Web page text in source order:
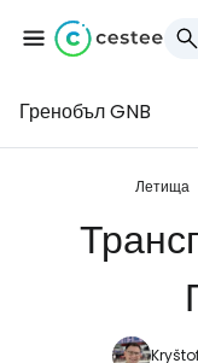
Гренобъл GNB
Летища
...